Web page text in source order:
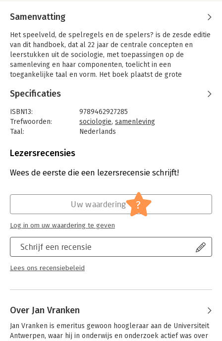
Samenvatting
Het speelveld, de spelregels en de spelers? is de zesde editie
van dit handboek, dat al 22 jaar de centrale concepten en
leerstukken uit de sociologie, met toepassingen op de
samenleving en haar componenten, toelicht in een
toegankelijke taal en vorm. Het boek plaatst de grote
lezer in staat om de drijvende krachten in de samenleving
krijgen in de eigen positie in de samenleving en de invloed
daarvan op het handelen.
van de samenleving vandaag. Naast het dilemma gelijkheid
maatschappelijke spanningsvelden onder de loep, zoals
solidariteit versus strijd. Het handboek bevat verder ook korte
biografieën van de belangrijkste klassieke en moderne
sociologen, een uitvoerige literatuurlijst en een personen- en
Meer dan voorheen is de aanpak van dit handboek blended. Op
de Acco-website is competentiegericht studiemateriaal
beschikbaar. Docenten vinden er digitale extra's, zoals
PowerPoint-presentaties, studietaken, zelftoetsen en een
Specificaties
ISBN13:
9789462927285
Trefwoorden:
sociologie, samenleving
Taal:
Nederlands
Aantal pagina's:
Druk:
6
Mens en maatschappij
Lezersrecensies
Wees de eerste die een lezersrecensie schrijft!
Schrijf een recensie
Lees ons recensiebeleid
Uw waardering ?
Log in om uw waardering te geven
Over Jan Vranken
Jan Vranken is emeritus gewoon hoogleraar aan de Universiteit
Antwerpen, waar hij in onderwijs en onderzoek actief was over